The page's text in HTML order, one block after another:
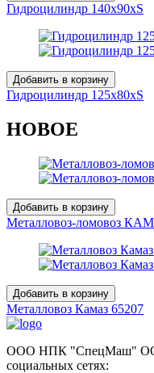
Гидроцилиндр 140х90хS
Добавить в корзину
Гидроцилиндр 125х80хS
НОВОЕ
Добавить в корзину
Металловоз-ломовоз
Добавить в корзину
Металловоз Камаз 65207
ООО НПК "СпецМаш"
социальных сетях: